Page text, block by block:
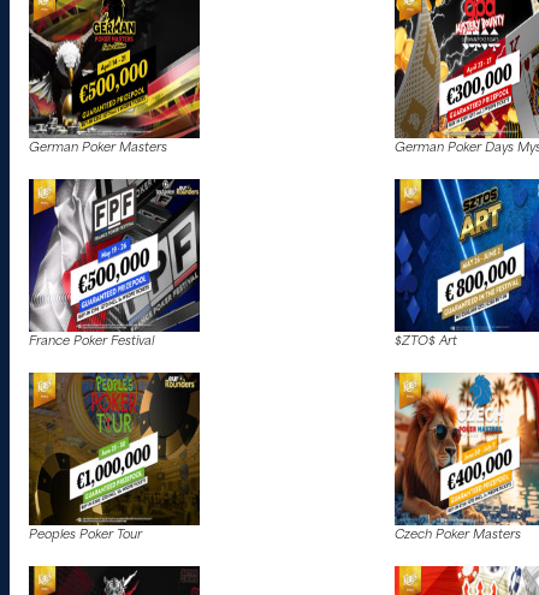
German Poker Masters German Poker Days
France Poker Festival $ZTO$ Art
Peoples Poker Tour Czech Poker Masters